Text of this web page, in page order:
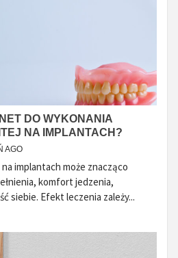
DO WYKONANIA
NA IMPLANTACH?
AGO
implantach może znacząco
komfort jedzenia,
siebie. Efekt leczenia zależy...